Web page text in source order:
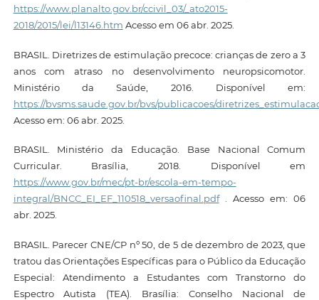
https://www.planalto.gov.br/ccivil_03/_ato2015-
2018/2015/lei/l13146.htm Acesso em 06 abr. 2025.
BRASIL. Diretrizes de estimulação precoce: crianças de zero a 3
anos com atraso no desenvolvimento neuropsicomotor.
Ministério da Saúde, 2016. Disponível em:
https://bvsms.saude.gov.br/bvs/publicacoes/
Acesso em: 06 abr. 2025.
BRASIL. Ministério da Educação. Base Nacional Comum
Curricular. Brasília, 2018. Disponível em
https://www.gov.br/mec/pt-br/escola-em-tempo-
integral/BNCC_EI_EF_110518_versaofinal.pdf. Acesso em: 06
abr. 2025.
BRASIL. Parecer CNE/CP nº 50, de 5 de dezembro de 2023, que
tratou das Orientações Específicas para o Público da Educação
Especial: Atendimento a Estudantes com Transtorno do
Espectro Autista (TEA). Brasília: Conselho Nacional de